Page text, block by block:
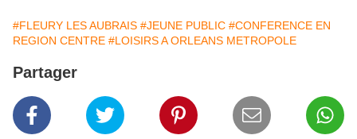
#FLEURY LES AUBRAIS #JEUNE PUBLIC #CONFERENCE EN
REGION CENTRE #LOISIRS A ORLEANS METROPOLE
Partager